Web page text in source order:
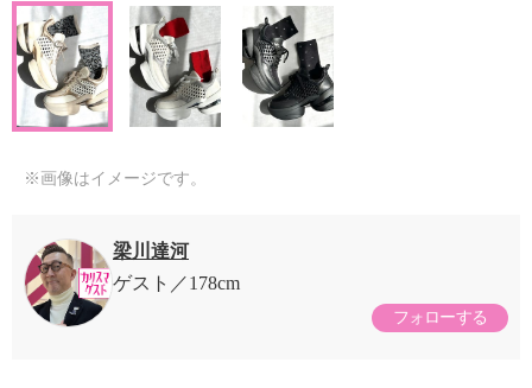
※画像はイメージです。
梁川達河
ゲスト
178cm
フォローする